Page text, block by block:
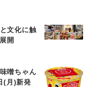
文化に触
開
噌ちゃん
(月)新発